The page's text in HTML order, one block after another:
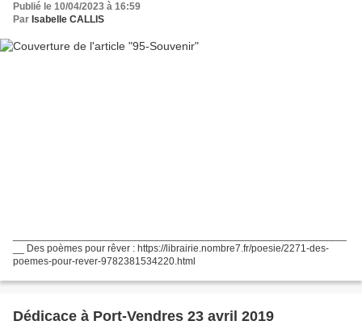
Publié le 10/04/2023 à 16:59
Par Isabelle CALLIS
__ Des poèmes pour rêver : https://librairie.nombre7.fr/poesie/2271-des-
poemes-pour-rever-9782381534220.html
Dédicace à Port-Vendres 23 avril 2019